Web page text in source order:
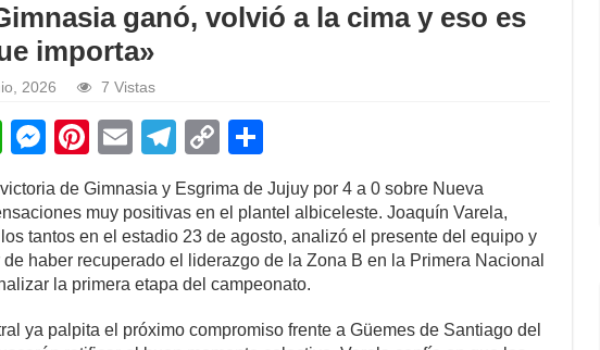
ganó, volvió a la cima y eso es
importa»
2026 7 Vistas
W
h
at
s
A
M
ss
e
n
Pi
nt
er
e
st
E
m
ail
T
el
e
gr
a
C
p
y
Li
h
ar
e
de Gimnasia y Esgrima de Jujuy por 4 a 0 sobre Nueva
muy positivas en el plantel albiceleste. Joaquín Varela,
tantos en el estadio 23 de agosto, analizó el presente del equipo y
haber recuperado el liderazgo de la Zona B en la Primera Nacional
la primera etapa del campeonato.
ya palpita el próximo compromiso frente a Güemes de Santiago del